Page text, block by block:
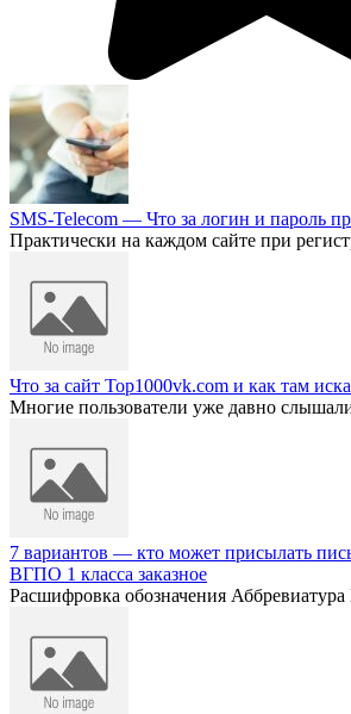
SMS-Telecom — Что за логин и пароль
Практически на каждом сайте при
Что за сайт Top1000vk.com и как там
Многие пользователи уже давно
7 вариантов — кто может присылать
ВГПО 1 класса заказное
Расшифровка обозначения